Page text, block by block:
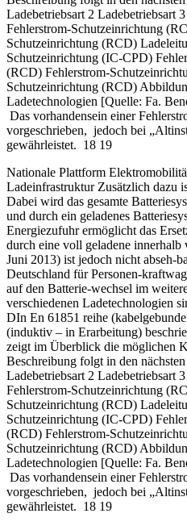
Ladebetriebsart 2 Ladebetriebsart
Fehlerstrom-Schutzeinrichtung
Schutzeinrichtung (RCD)
Schutzeinrichtung (IC-CPD)
(RCD) Fehlerstrom-
Schutzeinrichtung (RCD)
Ladetechnologien [Quelle: Fa.
Das vorhandensein einer
vorgeschrieben, jedoch bei
gewährleistet. 18 19
Nationale Plattform
Ladeinfrastruktur Zusätzlich dazu
Dabei wird das gesamte
und durch ein geladenes
Energiezufuhr ermöglicht das
durch eine voll geladene
Juni 2013) ist jedoch nicht abseh-
Deutschland für Personen-
auf den Batterie-wechsel im
verschiedenen Ladetechnologien
DIn En 61851 reihe
(induktiv – in Erarbeitung)
zeigt im Überblick die möglichen
Beschreibung folgt in den
Ladebetriebsart 2 Ladebetriebsart
Fehlerstrom-Schutzeinrichtung
Schutzeinrichtung (RCD)
Schutzeinrichtung (IC-CPD)
(RCD) Fehlerstrom-
Schutzeinrichtung (RCD)
Ladetechnologien [Quelle: Fa.
Das vorhandensein einer
vorgeschrieben, jedoch bei
gewährleistet. 18 19